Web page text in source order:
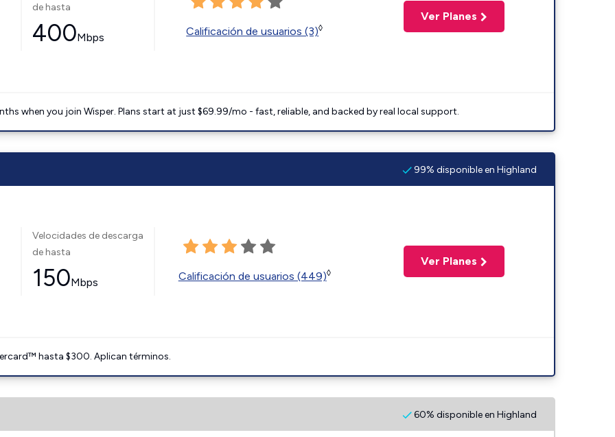
de hasta
400Mbps Calificación de usuarios (3)◊
Ver Planes
when you join Wisper. Plans start at just $69.99/mo - fast, reliable, and backed by real local support.
99% disponible en Highland
Velocidades de descarga
de hasta
150Mbps Calificación de usuarios (449)◊
Ver Planes
hasta $300. Aplican términos.
60% disponible en Highland